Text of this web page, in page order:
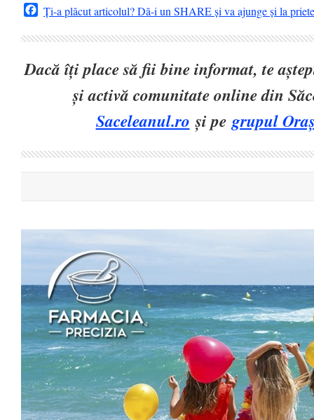
Facebook
Ți-a plăcut articolul? Dă-i un SHARE și va ajunge și la
Dacă îți place să fii bine informat, te
și activă comunitate online din
Saceleanul.ro și pegrupul